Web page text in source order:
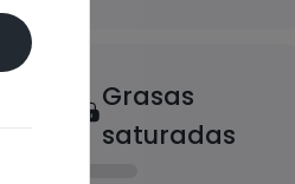
Grasas
saturadas